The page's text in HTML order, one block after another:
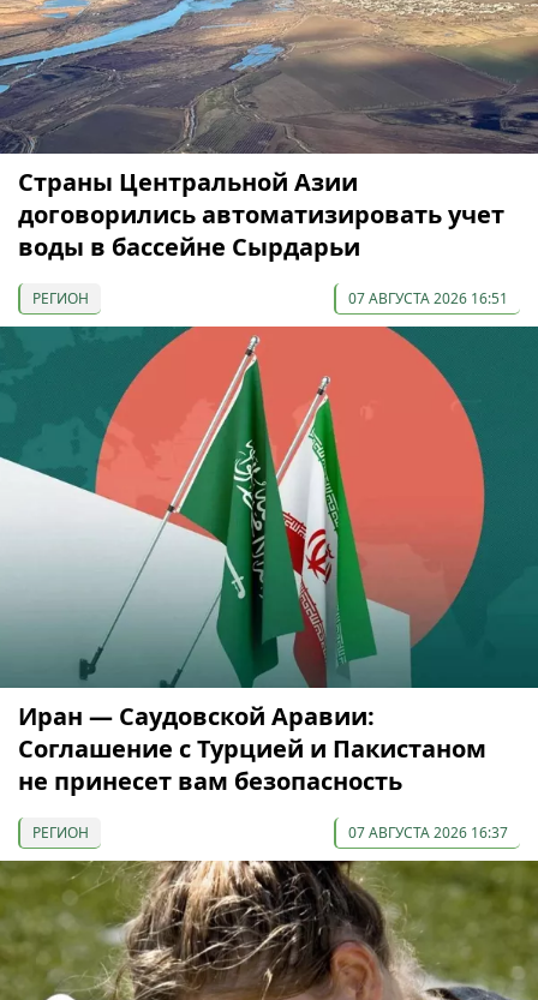
Страны Центральной Азии
договорились автоматизировать учет
воды в бассейне Сырдарьи
РЕГИОН 07 АВГУСТА 2026 16:51
Иран — Саудовской Аравии:
Соглашение с Турцией и Пакистаном
не принесет вам безопасность
РЕГИОН 07 АВГУСТА 2026 16:37